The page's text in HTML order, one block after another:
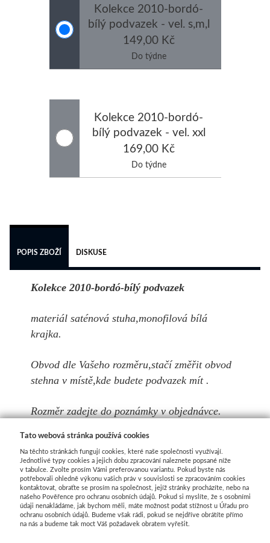
Kolekce 2010-bordó-
bílý podvazek - vel. s,m,l
149,00 Kč
Do týdne
Kolekce 2010-bordó-
bílý podvazek - vel. xxl
169,00 Kč
Do týdne
POPIS ZBOŽÍ DISKUSE
Kolekce 2010-bordó-bílý podvazek
materiál saténová stuha,monofilová bílá
krajka.
Obvod dle Vašeho rozměru,stačí změřit obvod
stehna v místě,kde budete podvazek mít .
Rozměr zadejte do poznámky v objednávce.
(příplatek 20,-).
Pokud si na podvazku nepřejete
motýlka,uveďte to prosím do poznámky v
objednávce.Taktéž si můžete napsat "o něco
modrého",rádi Vám vyjdeme vstříc.
Tato webová stránka používá cookies
Na těchto stránkách fungují cookies, které naše společnosti využívají.
Jednotlivé typy cookies a jejich dobu zpracování naleznete popsané níže
v tabulce. Zvolte prosím Vámi preferovanou variantu. Pokud byste nás
potřebovali ohledně výkonu vašich práv v souvislosti se zpracováním cookies
kontaktovat, obraťte se prosím na společnost, jejíž stránky procházíte, nebo na
našeho Pověřence pro ochranu osobních údajů. Pokud si myslíte, že s osobními
údaji nenakládáme, jak bychom měli, máte možnost podat stížnost u Úřadu pro
ochranu osobních údajů. Budeme však rádi, pokud se nejdříve obrátíte přímo
na nás a budeme tak moct Váš požadavek obratem vyřešit.